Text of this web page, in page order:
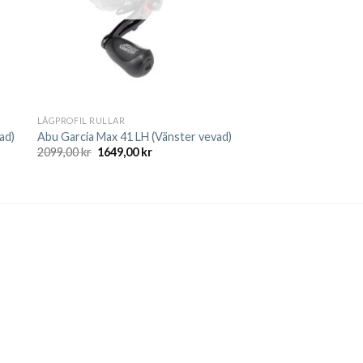
LÅGPROFIL RULLAR
Abu Garcia Max 41 LH (Vänster vevad)
2099,00kr Det
ursprungliga
1649,00krDet